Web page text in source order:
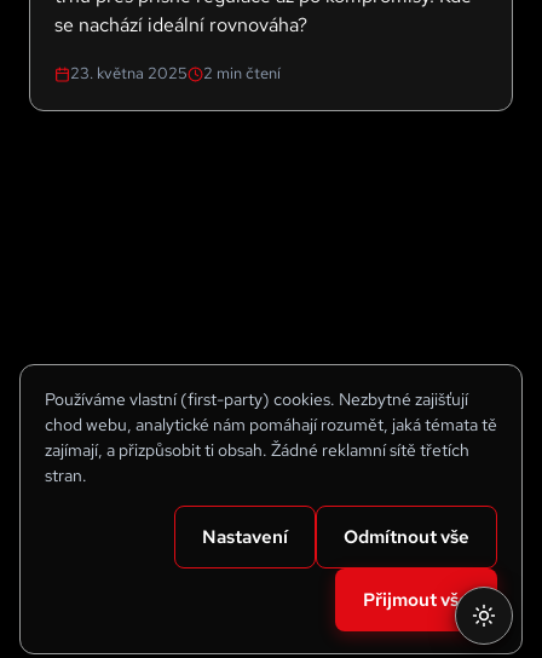
Používáme vlastní (first-party) cookies. Nezbytné zajišťují
chod webu, analytické nám pomáhají rozumět, jaká témata tě
zajímají, a přizpůsobit ti obsah. Žádné reklamní sítě třetích
stran.
Nastavení Odmítnout vše
Přijmout vše
se nachází ideální rovnováha?
23. května 2025 2 min čtení